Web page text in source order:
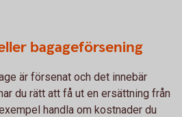
bagageförsening
är försenat och det innebär
du rätt att få ut en ersättning från
handla om kostnader du